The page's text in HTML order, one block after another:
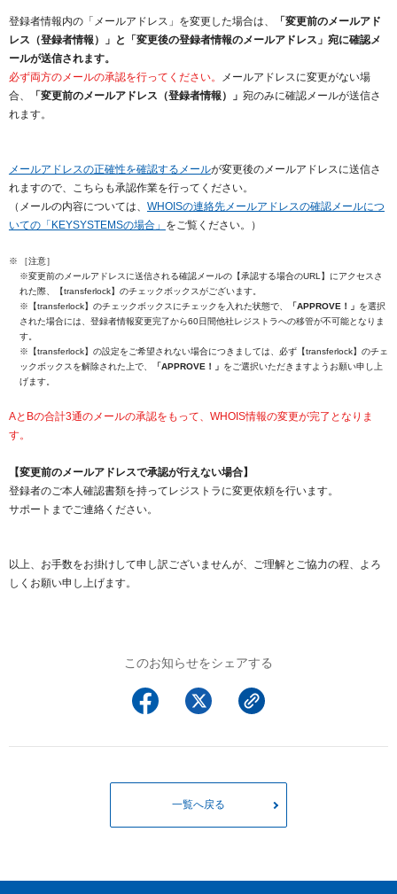
登録者情報内の「メールアドレス」を変更した場合は、
「変更前のメールアド
レス（登録者情報）」と「変更後の登録者情報のメールアドレス」宛に確認メ
ールが送信されます。
必ず両方のメールの承認を行ってください。
メールアドレスに変更がない場
合、
「変更前のメールアドレス（登録者情報）」 宛のみに確認メールが送信さ
れます。
メールアドレスの正確性を確認するメールが変更後のメールアドレスに送信さ
れますので、こちらも承認作業を行ってください。
（メールの内容については、 WHOISの連絡先メールアドレスの確認メールにつ
いての「KEYSYSTEMSの場合」 をご覧ください。）
［注意］
※変更前のメールアドレスに送信される確認メールの【承認する場合のURL】にアクセスさ
れた際、【transferlock】のチェックボックスがございます。
※【transferlock】のチェックボックスにチェックを入れた状態で、
「APPROVE！」 を選択
された場合には、登録者情報変更完了から60日間他社レジストラへの移管が不可能となりま
す。
※【transferlock】の設定をご希望されない場合につきましては、必ず【transferlock】のチェ
ックボックスを解除された上で、
「APPROVE！」 をご選択いただきますようお願い申し上
げます。
AとBの合計3通のメールの承認をもって、WHOIS情報の変更が完了となりま
す。
【変更前のメールアドレスで承認が行えない場合】
登録者のご本人確認書類を持ってレジストラに変更依頼を行います。
サポートまでご連絡ください。
以上、お手数をお掛けして申し訳ございませんが、ご理解とご協力の程、よろ
しくお願い申し上げます。
このお知らせをシェアする
一覧へ戻る